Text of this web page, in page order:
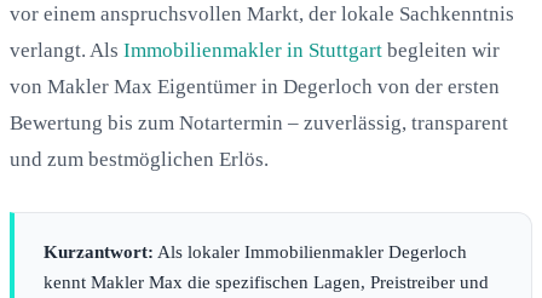
vor einem anspruchsvollen Markt, der lokale Sachkenntnis
verlangt. Als Immobilienmakler in Stuttgart begleiten wir
von Makler Max Eigentümer in Degerloch von der ersten
Bewertung bis zum Notartermin – zuverlässig, transparent
und zum bestmöglichen Erlös.
Kurzantwort: Als lokaler Immobilienmakler Degerloch
kennt Makler Max die spezifischen Lagen, Preistreiber und